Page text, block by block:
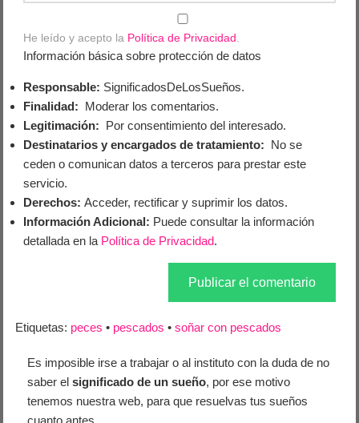
He leído y acepto la Política de Privacidad
Información básica sobre protección de datos
Responsable: SignificadosDeLosSueños.
Finalidad: Moderar los comentarios.
Legitimación: Por consentimiento del interesado.
Destinatarios y encargados de tratamiento: No se
ceden o comunican datos a terceros para prestar este
servicio.
Derechos: Acceder, rectificar y suprimir los datos.
Información Adicional: Puede consultar la información
detallada en la Política de Privacidad.
Etiquetas: peces • pescados •soñar con pescados
Es imposible irse a trabajar o al instituto con la duda de no
saber elsignificado de un sueño, por ese motivo
tenemos nuestra web, para que resuelvas tus sueños
cuanto antes.